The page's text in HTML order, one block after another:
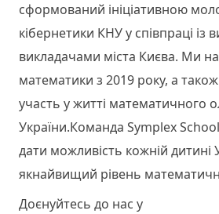
сформований ініціативною
кібернетики КНУ у співпраці із
викладачами міста Києва. Ми
математики з 2019 року, а
участь у житті математичного
України.Команда Symplex
дати можливість кожній дитині
якнайвищий рівень
Доєнуйтесь до нас у